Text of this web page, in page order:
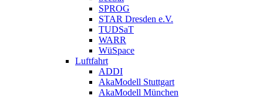
SPROG
STAR Dresden e.V.
TUDSaT
WARR
WüSpace
Luftfahrt
ADDI
AkaModell Stuttgart
AkaModell München